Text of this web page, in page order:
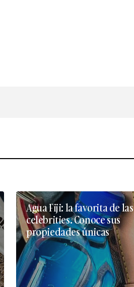
Agua Fiji: la favorita de las
celebrities. Conoce sus
propiedades únicas